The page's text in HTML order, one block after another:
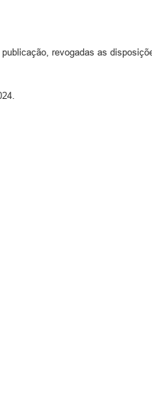
revogadas as